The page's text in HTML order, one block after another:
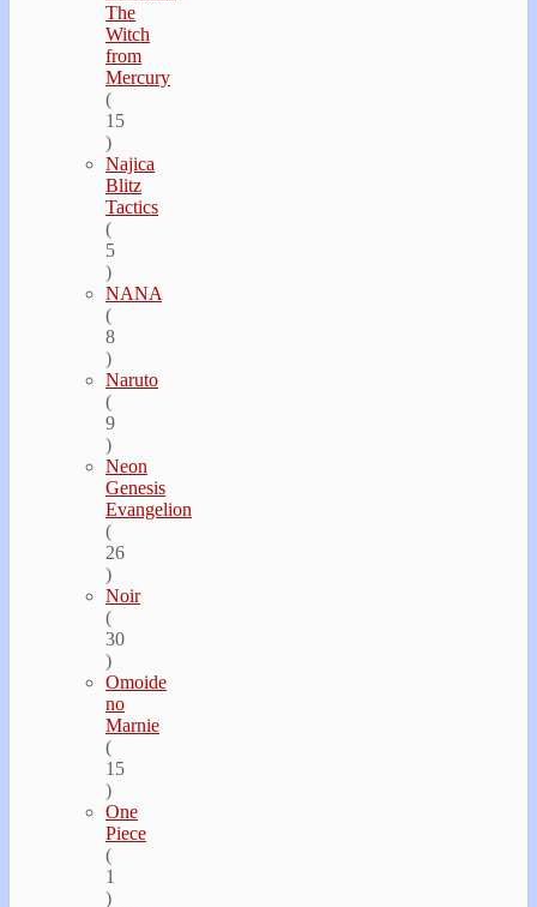
The
Witch
from
Mercury
(
15
)
Najica
Blitz
Tactics
(
5
)
NANA
(
8
)
Naruto
(
9
)
Neon
Genesis
Evangelion
(
26
)
Noir
(
30
)
Omoide
no
Marnie
(
15
)
One
Piece
(
1
)